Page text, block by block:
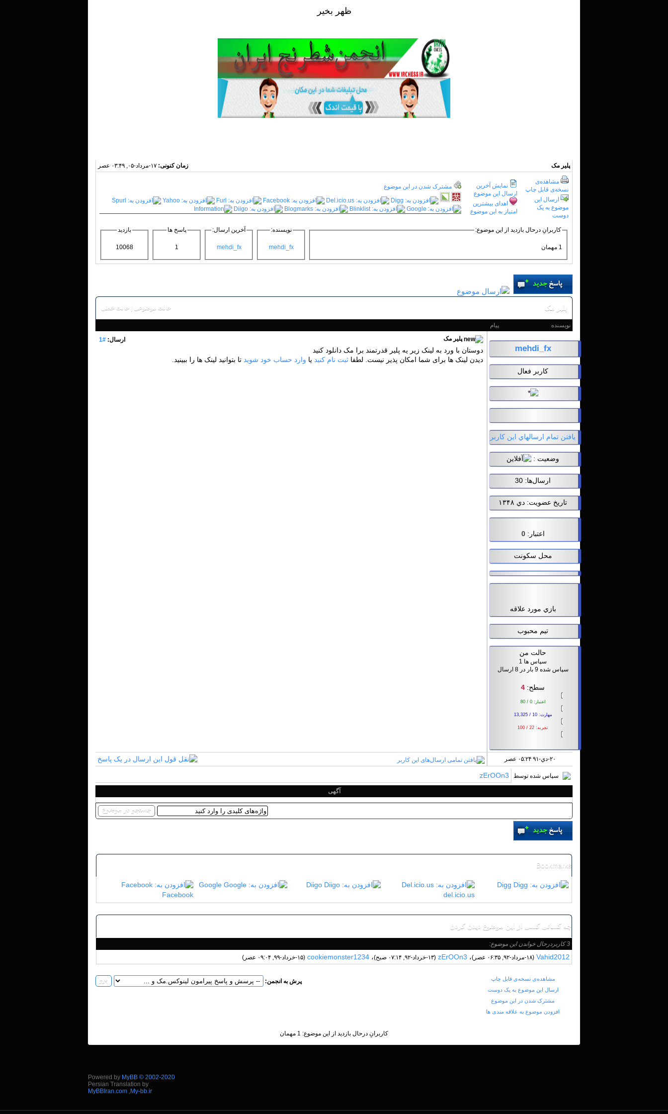
ظهر بخير
پلیر مک زمان کنونی: ۱۷-مرداد-۰۵, ۰۳:۴۹ عصر
مشاهده‌ی
نسخه‌ی قابل چاپ
ارسال این
موضوع به یک
دوست
نمایش آخرین
ارسال این موضوع
اهدای بیشترین
امتیاز به این موضوع
مشترک شدن در این موضوع
کاربرانِ درحال بازدید از این موضوع:
1 مهمان
نویسنده:
mehdi_fx
آخرین ارسال:
mehdi_fx
پاسخ ها
1
بازدید
10068
حالت موضوعی حالت خطی پلیر مک
نویسنده پیام
mehdi_fx
کاربر فعال
يافتن تمام ارسالهاي اين کاربر
وضعيت :
ارسال‌ها: 30
تاریخ عضویت: دي ۱۳۴۸
اعتبار:0
محل سکونت
بازي مورد علاقه
تیم محبوب
حالت من
سپاس ها 1
سپاس شده 9 بار در 8 ارسال
سطح: 4
اعتبار: 0 / 80
مهارت: 10 / 13,325
تجربه: 22 / 100
ارسال: #1 پلیر مک
دوستان با ورد به لینک زیر یه پلیر قدرتمند برا مک دانلود کنید
دیدن لینک ها برای شما امکان پذیر نیست. لطفا ثبت نام کنید یا وارد حساب خود شوید تا بتوانید لینک ها را ببینید.
۲۰-دي-۹۱ ۰۵:۲۴ عصر
سپاس شده توسط zErOOn3
آگهی
Bookmarks
Digg
del.icio.us
Diigo
Google
Facebook
چه کسانی کسی از این موضوع دیدن کردن
3 کاربردرحال خواندن این موضوع:
Vahid2012 (۱۸-مرداد-۹۲, ۰۶:۳۵ عصر) ، zErOOn3 (۱۳-خرداد-۹۲, ۰۷:۱۴ صبح) ، cookiemonster1234 (۱۵-خرداد-۹۹, ۰۹:۰۴ عصر)
مشاهده‌ی نسخه‌ی قابل چاپ
ارسال این موضوع به یک دوست
مشترک شدن در این موضوع
افزودن موضوع به علاقه مندی ها
پرش به انجمن:
کاربرانِ درحال بازدید از این موضوع: 1 مهمان
Powered by MyBB © 2002-2020
Persian Translation by
MyBBIran.com ,My-bb.ir